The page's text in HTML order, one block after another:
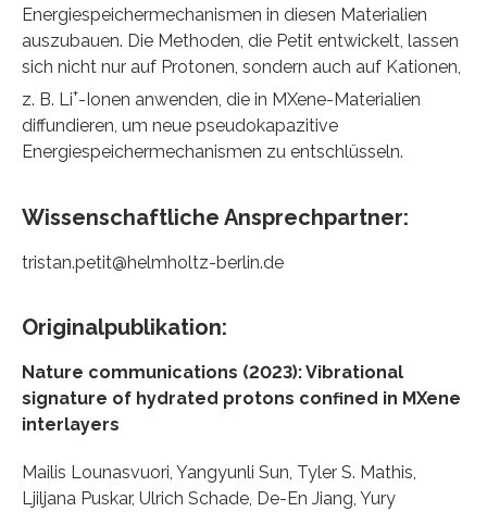
Energiespeichermechanismen in diesen Materialien
auszubauen. Die Methoden, die Petit entwickelt, lassen
sich nicht nur auf Protonen, sondern auch auf Kationen,
z. B. Li+-Ionen anwenden, die in MXene-Materialien
diffundieren, um neue pseudokapazitive
Energiespeichermechanismen zu entschlüsseln.
Wissenschaftliche Ansprechpartner:
tristan.petit@helmholtz-berlin.de
Originalpublikation:
Nature communications (2023): Vibrational
signature of hydrated protons conﬁned in MXene
interlayers
Mailis Lounasvuori, Yangyunli Sun, Tyler S. Mathis,
Ljiljana Puskar, Ulrich Schade, De-En Jiang, Yury